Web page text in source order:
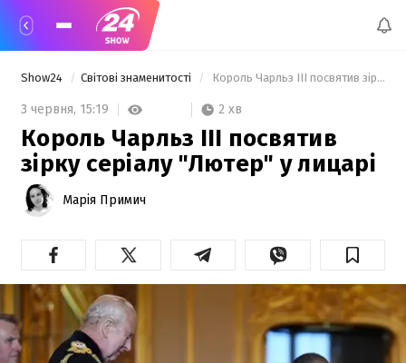
Show24 Світові знаменитості Король Чарльз III посвятив зірку серіалу "Лютер" у лицарі
3 червня, 15:19 2 хв
Король Чарльз III посвятив
зірку серіалу "Лютер" у лицарі
Марія Примич